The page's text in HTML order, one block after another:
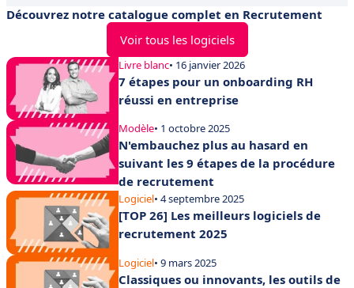
Découvrez notre catalogue complet en Recrutement
Voir tous les logiciels
Livre blanc• 16 janvier 2026
7 étapes pour un onboarding RH
réussi en entreprise
Modèle• 1 octobre 2025
N'embauchez plus au hasard en
suivant les 9 étapes de la procédure
de recrutement
Logiciel• 4 septembre 2025
[TOP 26] Les meilleurs logiciels de
recrutement 2025
Logiciel• 9 mars 2025
Classiques ou innovants, les outils de